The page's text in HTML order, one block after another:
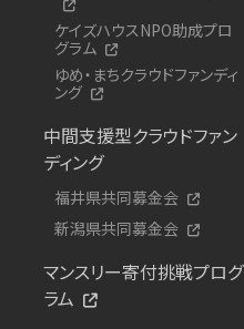
ケイズハウスNPO助成プロ
グラム
ゆめ・まちクラウドファンディ
ング
中間支援型クラウドファン
ディング
福井県共同募金会
新潟県共同募金会
マンスリー寄付挑戦プログ
ラム